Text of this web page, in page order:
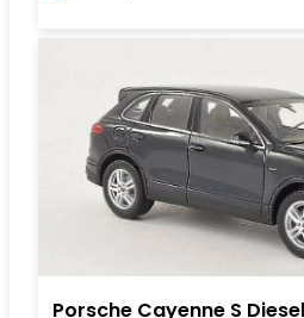
Porsche Cayenne S